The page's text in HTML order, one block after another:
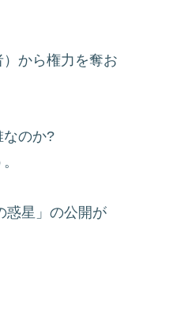
から権力を奪お
なのか?
惑星」の公開が